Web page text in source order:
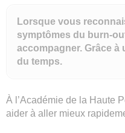
Lorsque vous
symptômes du burn-
accompagner. Grâce à
du temps.
À l’Académie de la Haute
aider à aller mieux